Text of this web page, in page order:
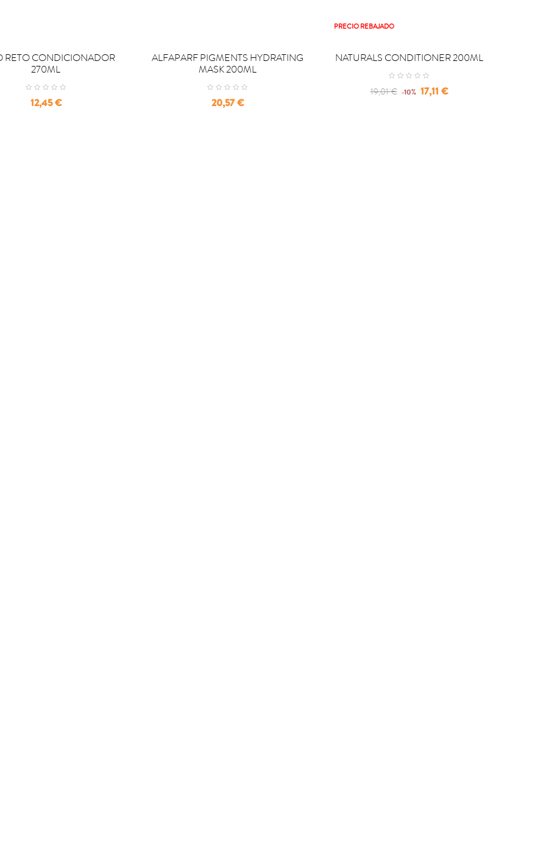
RETO CONDICIONADOR
270ML
Precio
12,45 €

ALFAPARF PIGMENTS HYDRATING
MASK 200ML
Precio
20,57 €
PRECIO REBAJADO

NATURALS CONDITIONER 200ML
Regular
19,01 € -10% Precio
17,11 €